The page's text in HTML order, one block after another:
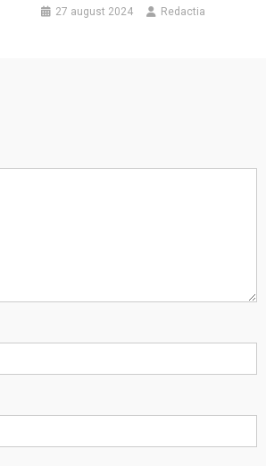
27 august 2024 Redactia